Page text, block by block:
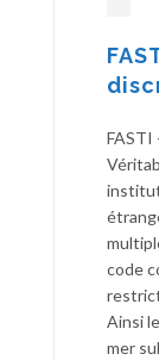
FASTI
code
Ainsi
mer